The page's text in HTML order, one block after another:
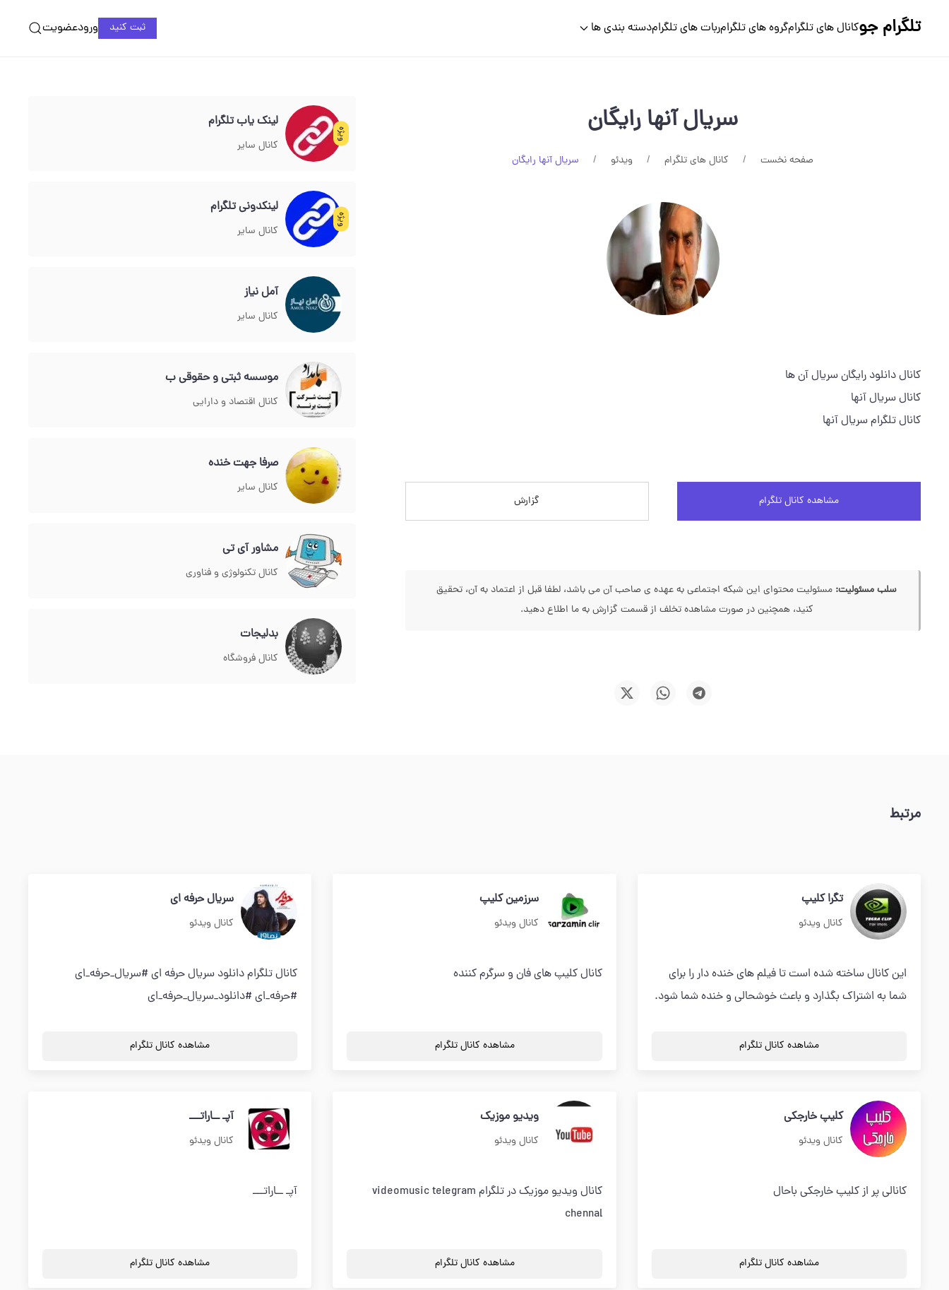
تلگرام جوکانال های تلگرامگروه های تلگرامربات های تلگرامدسته بندی ها ثبت کنید ورودعضویت
سریال آنها رایگان
صفحه نخست کانال های تلگرام ویدئو سریال آنها رایگان
کانال دانلود رایگان سریال آن ها
کانال سریال آنها
کانال تلگرام سریال آنها
مشاهده کانال تلگرام گزارش
سلب مسئولیت: مسئولیت محتوای این شبکه اجتماعی به عهده ی صاحب آن می باشد، لطفا قبل از اعتماد به آن، تحقیق
کنید، همچنین در صورت مشاهده تخلف از قسمت گزارش به ما اطلاع دهید.
ویژه
لینک یاب تلگرام
کانال سایر
ویژه
لینکدونی تلگرام
کانال سایر
آمل نیاز
کانال سایر
موسسه ثبتي و حقوقي ب
کانال اقتصاد و دارایی
صرفا جهت خنده
کانال سایر
مشاور آی تی
کانال تکنولوژی و فناوری
بدلیجات
کانال فروشگاه
مرتبط
تگرا کلیپ
کانال ویدئو
این کانال ساخته شده است تا فیلم های خنده دار را برای
شما به اشتراک بگذارد و باعث خوشحالی و خنده شما شود.
مشاهده کانال تلگرام
سرزمین کلیپ
کانال ویدئو
کانال کلیپ های فان و سرگرم کننده
مشاهده کانال تلگرام
سریال حرفه ای
کانال ویدئو
کانال تلگرام دانلود سریال حرفه ای #سریال_حرفه_ای
#حرفه_ای #دانلود_سریال_حرفه_ای
مشاهده کانال تلگرام
کلیپ خارجکی
کانال ویدئو
کانالی پر از کلیپ خارجکی باحال
مشاهده کانال تلگرام
ویدیو موزیک
کانال ویدئو
کانال ویدیو موزیک در تلگرام videomusic telegram
chennal
مشاهده کانال تلگرام
آپـ ــاراتـــ
کانال ویدئو
آپـ ــاراتـــ
مشاهده کانال تلگرام